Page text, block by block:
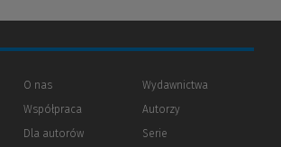
O nas
Współpraca
Dla autorów(Nowe
(Link
Wydawnictwa
Autorzy
Serie